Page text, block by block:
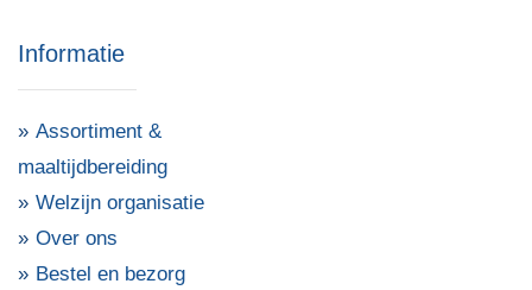
Informatie
Assortiment &
maaltijdbereiding
Welzijn organisatie
Over ons
Bestel en bezorg